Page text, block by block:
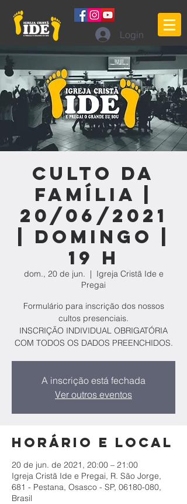
Login
Culto da
Família |
20/06/2021
| Domingo |
19 h
dom., 20 de jun.
  |
Igreja Cristã Ide e
Pregai
Formulário para inscrição dos nossos
cultos presenciais.
INSCRIÇÃO INDIVIDUAL OBRIGATÓRIA
COM TODOS OS DADOS PREENCHIDOS.
A inscrição está fechada
Ver outros eventos
Horário e local
20 de jun. de 2021, 20:00 – 21:00
Igreja Cristã Ide e Pregai, R. São Jorge,
681 - Pestana, Osasco - SP, 06180-080,
Brasil